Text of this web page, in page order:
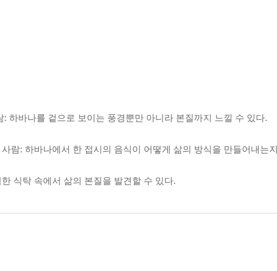
: 하바나를 겉으로 보이는 풍경뿐만 아니라 본질까지 느낄 수 있다.
람: 하바나에서 한 접시의 음식이 어떻게 삶의 방식을 만들어내는
식탁 속에서 삶의 본질을 발견할 수 있다.